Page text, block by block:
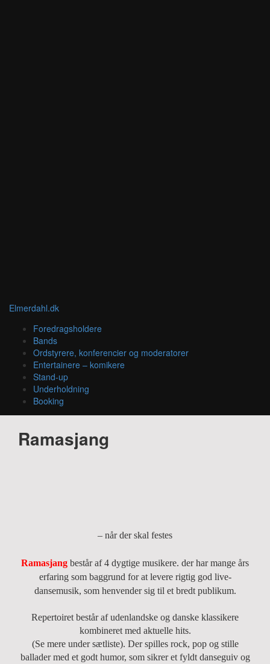
Elmerdahl.dk
Foredragsholdere
Bands
Ordstyrere, konferencier og moderatorer
Entertainere – komikere
Stand-up
Underholdning
Booking
Ramasjang
– når der skal festes
Ramasjang består af 4 dygtige musikere. der har mange års
erfaring som baggrund for at levere rigtig god live-
dansemusik, som henvender sig til et bredt publikum.
Repertoiret består af udenlandske og danske klassikere
kombineret med aktuelle hits.
(Se mere under sætliste). Der spilles rock, pop og stille
ballader med et godt humor, som sikrer et fyldt danseguiv og